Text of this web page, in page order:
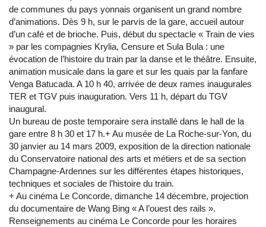
de communes du pays yonnais organisent un grand nombre
d’animations. Dès 9 h, sur le parvis de la gare, accueil autour
d’un café et de brioche. Puis, début du spectacle « Train de vies
» par les compagnies Krylia, Censure et Sula Bula : une
évocation de l’histoire du train par la danse et le théâtre. Ensuite,
animation musicale dans la gare et sur les quais par la fanfare
Venga Batucada. A 10 h 40, arrivée de deux rames inaugurales
TER et TGV puis inauguration. Vers 11 h, départ du TGV
inaugural.
Un bureau de poste temporaire sera installé dans le hall de la
gare entre 8 h 30 et 17 h.+ Au musée de La Roche-sur-Yon, du
30 janvier au 14 mars 2009, exposition de la direction nationale
du Conservatoire national des arts et métiers et de sa section
Champagne-Ardennes sur les différentes étapes historiques,
techniques et sociales de l’histoire du train.
+ Au cinéma Le Concorde, dimanche 14 décembre, projection
du documentaire de Wang Bing « A l’ouest des rails ».
Renseignements au cinéma Le Concorde pour les horaires